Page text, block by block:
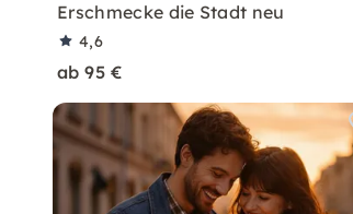
Erschmecke die Stadt neu
4,6
ab 95 €